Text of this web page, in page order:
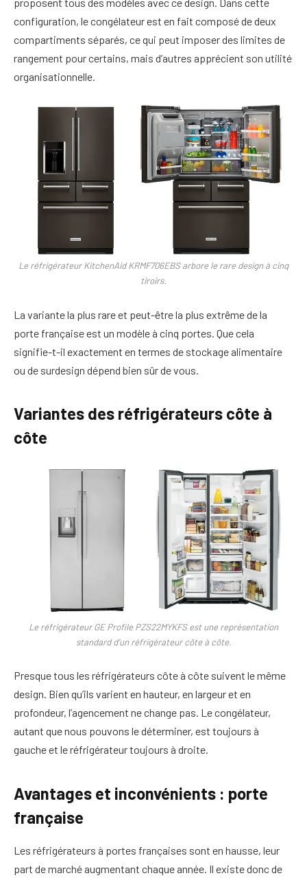
configuration, le congélateur est en fait composé de deux
compartiments séparés, ce qui peut imposer des limites de
rangement pour certains, mais d’autres apprécient son utilité
organisationnelle.
Le réfrigérateur KitchenAid KRMF706EBS arbore le rare design à cinq
tiroirs.
La variante la plus rare et peut-être la plus extrême de la
porte française est un modèle à cinq portes. Que cela
signifie-t-il exactement en termes de stockage alimentaire
ou de surdesign dépend bien sûr de vous.
Variantes des réfrigérateurs côte à
côte
Le réfrigérateur GE Profile PZS22MYKFS est une représentation
standard d’un réfrigérateur côte à côte.
Presque tous les réfrigérateurs côte à côte suivent le même
design. Bien qu’ils varient en hauteur, en largeur et en
profondeur, l’agencement ne change pas. Le congélateur,
autant que nous pouvons le déterminer, est toujours à
gauche et le réfrigérateur toujours à droite.
Avantages et inconvénients : porte
française
Les réfrigérateurs à portes françaises sont en hausse, leur
part de marché augmentant chaque année. Il existe donc de